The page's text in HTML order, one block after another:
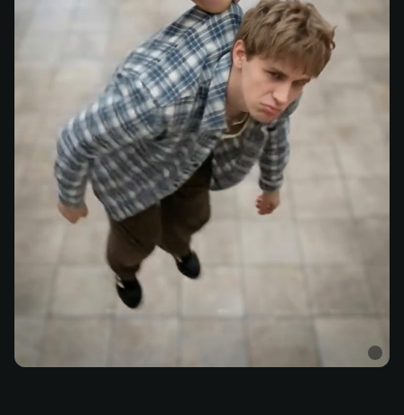
미니미를 들어 올리기